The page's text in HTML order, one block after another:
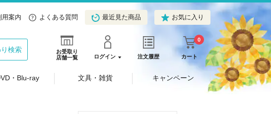
用案内 よくある質問 最近見た商品 お気に入り
お受取り
店舗一覧
ログイン 注文履歴 カート
0
検索
・Blu-ray 文具・雑貨 キャンペーン